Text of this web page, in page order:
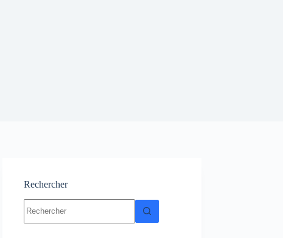
Rechercher
résultat